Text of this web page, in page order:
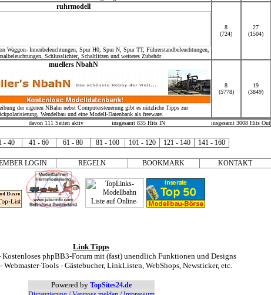
ruhrmodell
Waggon- Innenbeleuchtungen, Spur H0, Spur N, Spur TT, Führerstandbeleuchtungen,
Schlusslichter, Schaltlitzen und weiteres Zubehör
8
(724)
27
(1504)
muellers NbahN
der eigenen NBahn nebst Computersteuerung gibt es nützliche Tipps zur
Wendelbau und eine Modell-Datenbank als freeware.
8
(5778)
19
(3849)
davon 111 Seiten aktiv insgesamt 835 Hits IN insgesamt 3008 Hits Out
- 40 41 - 60 61 - 80 81 - 100 101 - 120 121 - 140 141 - 160
LOGIN REGELN BOOKMARK KONTAKT
Link Tipps
phpBB3-Forum mit (fast) unendlich Funktionen und Designs
Webmaster-Tools - Gästebucher, LinkListen, WebShops, Newsticker, etc.
Powered by TopSites24.de